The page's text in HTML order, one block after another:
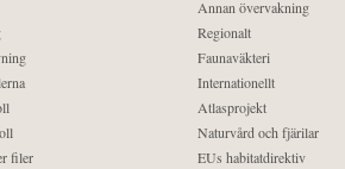
filer
Annan övervakning
Regionalt
Faunaväkteri
Internationellt
Atlasprojekt
Naturvård och fjärilar
EUs habitatdirektiv